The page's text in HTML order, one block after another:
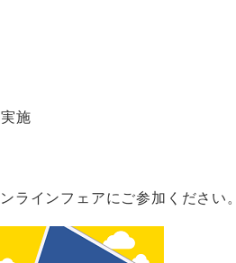
施
ラインフェアにご参加ください。